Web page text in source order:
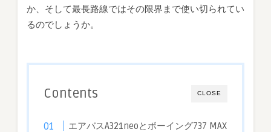
か、そして最長路線ではその限界まで使い切られてい
るのでしょうか。
CLOSE
Contents
エアバスA321neoとボーイング737 MAX